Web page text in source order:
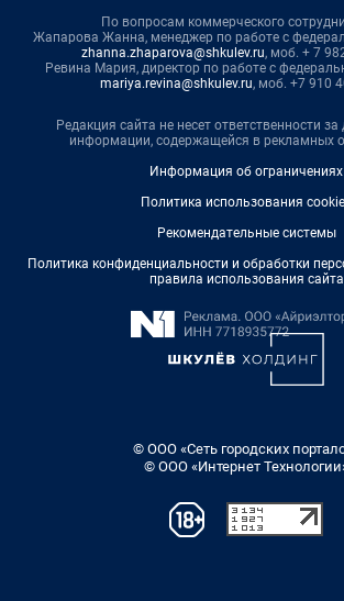
По вопросам коммерческого
Жапарова Жанна, менеджер по работе с
zhanna.zhaparova@shkulev.ru, моб. + 7
Ревина Мария, директор по работе с
mariya.revina@shkulev.ru, моб. +7 910
Редакция сайта не несет ответственности за
информации, содержащейся в рекламных
Информация об ограничениях
Политика использования
Рекомендательные системы
Политика конфиденциальности и обработки
правила использования сайта
© ООО «Сеть городских
© ООО «Интернет